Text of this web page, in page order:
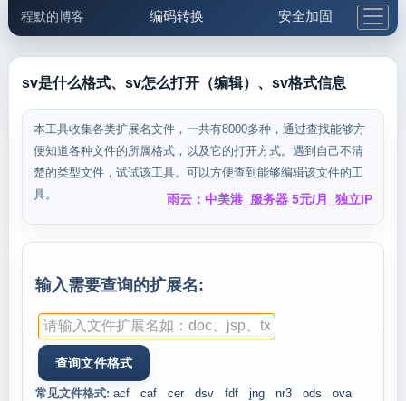
程默的博客 编码转换 安全加固
邮件工具 生活便民 更多工具
5.1支付宝大红包
sv是什么格式、sv怎么打开（编辑）、sv格式信息
本工具收集各类扩展名文件，一共有8000多种，通过查找能够方
便知道各种文件的所属格式，以及它的打开方式。遇到自己不清
楚的类型文件，试试该工具。可以方便查到能够编辑该文件的工
具。
雨云：中美港_服务器 5元/月_独立IP
输入需要查询的扩展名:
常见文件格式: acf caf cer dsv fdf jng nr3 ods
ova